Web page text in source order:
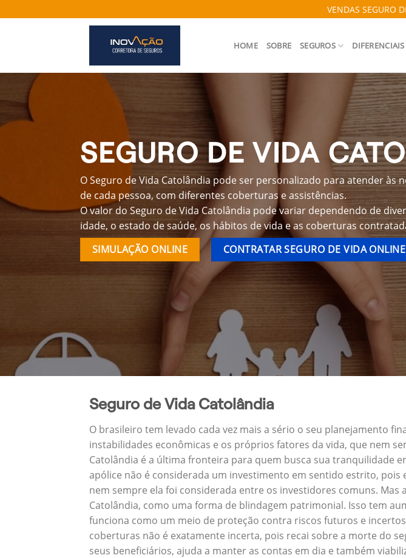
to
VENDAS SEGURO
HOME SOBRE SEGUROS DIFERENCIAIS
SEGURO DE VIDA
O Seguro de Vida Catolândia pode ser personalizado para atender às
de cada pessoa, com diferentes coberturas e assistências.
O valor do Seguro de Vida Catolândia pode variar dependendo de
idade, o estado de saúde, os hábitos de vida e as coberturas
SIMULAÇÃO ONLINE
CONTRATAR SEGURO DE VIDA ONLINE
Seguro de Vida Catolândia
O brasileiro tem levado cada vez mais a sério o seu planejamento
instabilidades econômicas e os próprios fatores da vida, que nem
Catolândia é a última fronteira para quem busca sua tranquilidade
apólice não é considerada um investimento em sentido estrito,
nem sempre ela foi considerada entre os investidores comuns.
Catolândia, como uma forma de blindagem patrimonial. Isso tem
funciona como um meio de proteção contra riscos futuros e
coberturas não é exatamente incerta, pois recai sobre a morte do
seus beneficiários, ajuda a manter as contas em dia e também